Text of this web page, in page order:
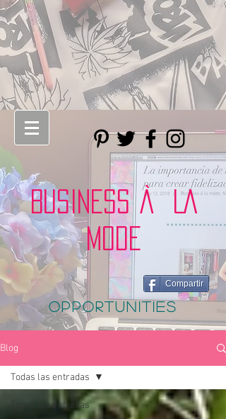
BUSINESS À LA
MODE
Compartir
opportunities
Blog
Todas las entradas
Todas las entradas